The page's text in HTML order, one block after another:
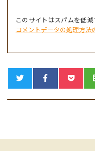
このサイトはスパムを低減
コメントデータの処理方法